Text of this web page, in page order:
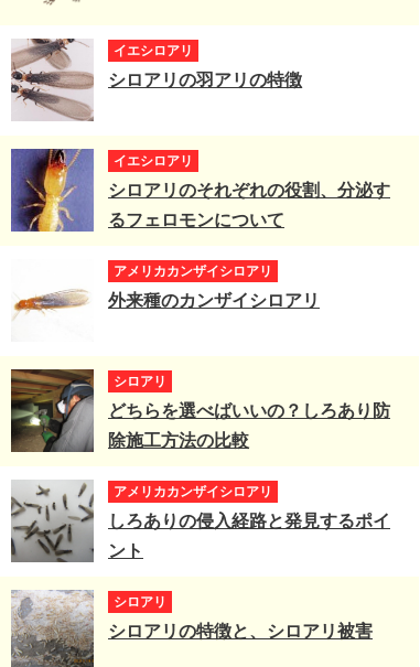
イエシロアリ
シロアリの羽アリの特徴
イエシロアリ
シロアリのそれぞれの役割、分泌す
るフェロモンについて
アメリカカンザイシロアリ
外来種のカンザイシロアリ
シロアリ
どちらを選べばいいの？しろあり防
除施工方法の比較
アメリカカンザイシロアリ
しろありの侵入経路と発見するポイ
ント
シロアリ
シロアリの特徴と、シロアリ被害